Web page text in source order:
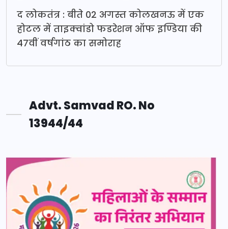
द लोकतंत्र : बीते 02 अगस्त कोलखनऊ में एक
होटल में ताइक्वांडो फडरेशन ऑफ इण्डिया की
47वीं वर्षगांठ का समोराह
Advt. Samvad RO. No
13944/44